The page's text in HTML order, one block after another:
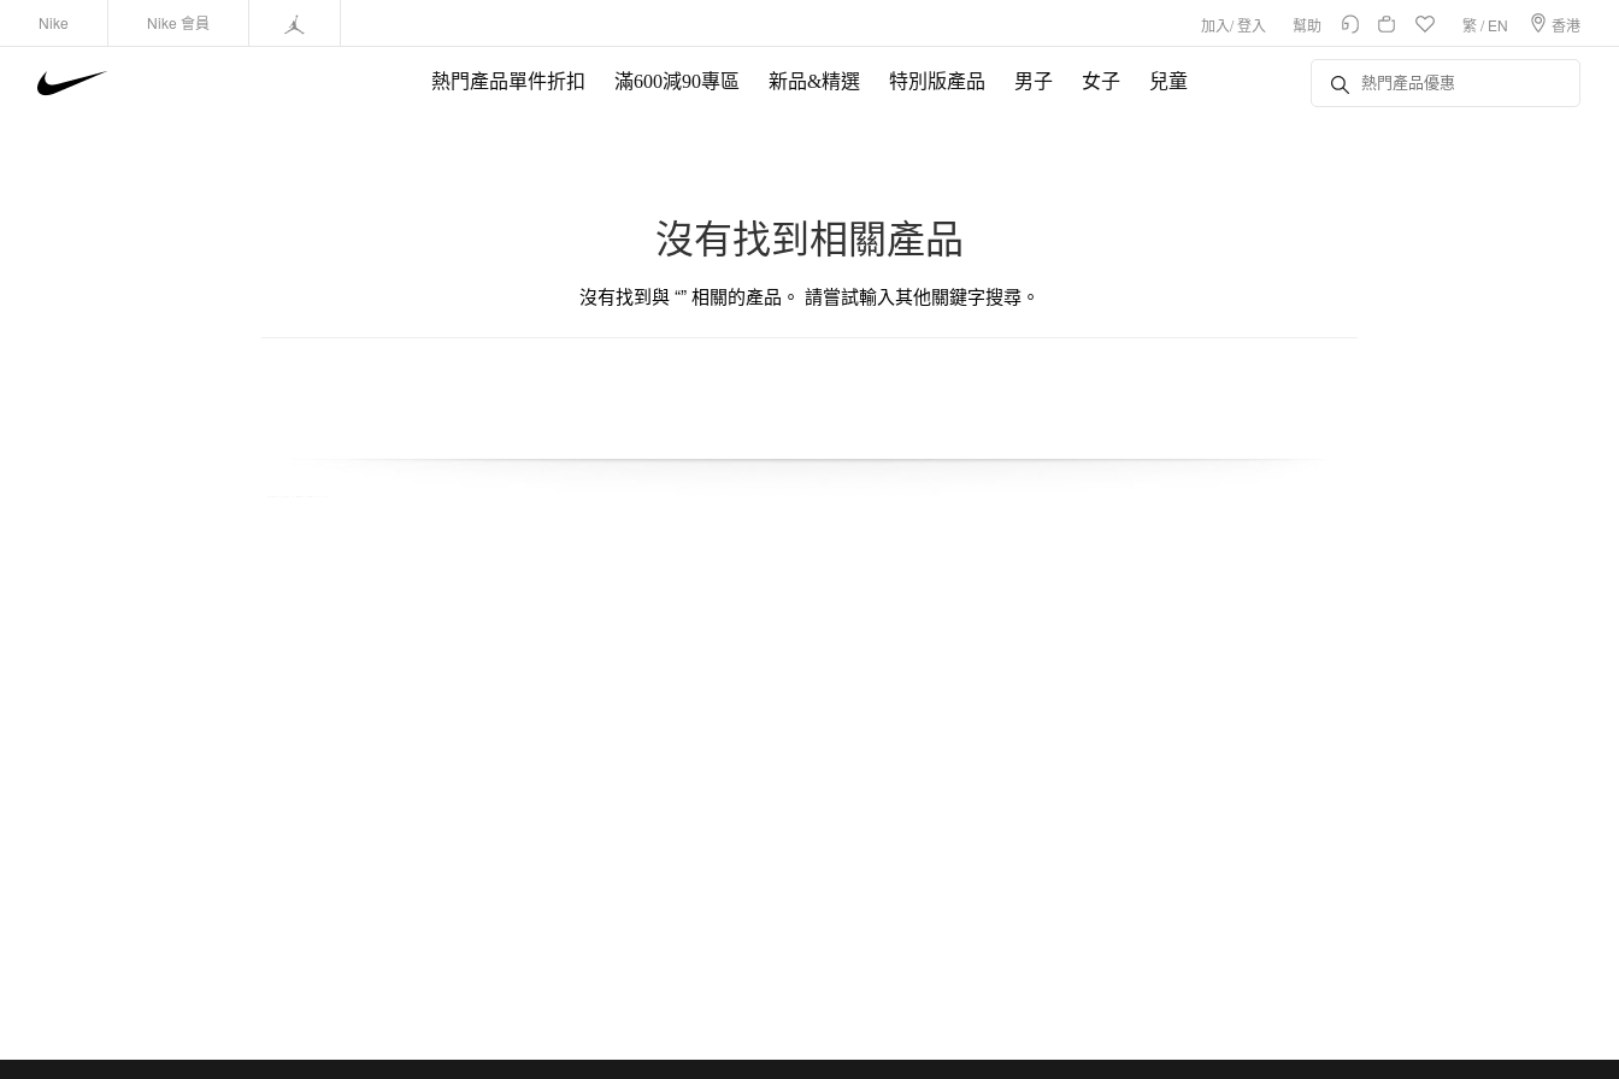
Nike Nike 會員 加入/登入 幫助 繁/ EN 香港
熱門產品單件折扣 滿600減90專區 新品&精選 特別版產品 男子 女子 兒童
沒有找到相關產品
沒有找到與 “” 相關的產品。 請嘗試輸入其他關鍵字搜尋。